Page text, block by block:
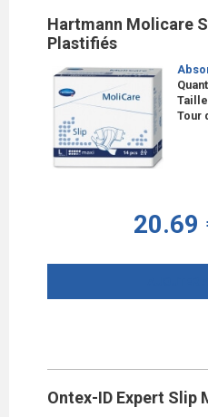
Hartmann Molicare
Plastifiés
Tour
20.69
Ontex-ID Expert Slip